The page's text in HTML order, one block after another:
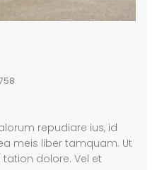
repudiare ius, id
meis liber tamquam. Ut
dolore. Vel et